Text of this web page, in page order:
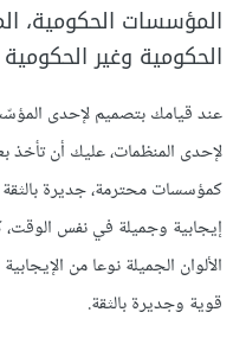
المؤسسات الحكومية،
الحكومية وغير الحكومية
عند قيامك بتصميم لإحدى
لإحدى المنظمات، عليك أن تأخذ
كمؤسسات محترمة، جديرة بالثقة
إيجابية وجميلة في نفس الوقت،
الألوان الجميلة نوعا من
قوية وجديرة بالثقة.